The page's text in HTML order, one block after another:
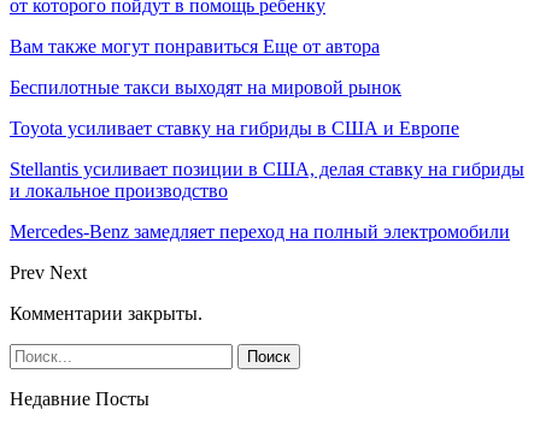
от которого пойдут в помощь ребенку
Вам также могут понравиться Еще от автора
Беспилотные такси выходят на мировой рынок
Toyota усиливает ставку на гибриды в США и Европе
Stellantis усиливает позиции в США, делая ставку на гибриды
и локальное производство
Mercedes-Benz замедляет переход на полный электромобили
Prev Next
Комментарии закрыты.
Недавние Посты